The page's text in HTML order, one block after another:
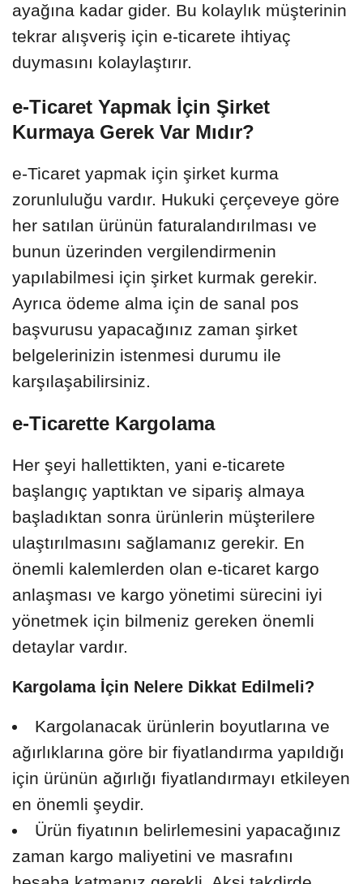
ayağına kadar gider. Bu kolaylık müşterinin
tekrar alışveriş için e-ticarete ihtiyaç
duymasını kolaylaştırır.
e-Ticaret Yapmak İçin Şirket
Kurmaya Gerek Var Mıdır?
e-Ticaret yapmak için şirket kurma
zorunluluğu vardır. Hukuki çerçeveye göre
her satılan ürünün faturalandırılması ve
bunun üzerinden vergilendirmenin
yapılabilmesi için şirket kurmak gerekir.
Ayrıca ödeme alma için de sanal pos
başvurusu yapacağınız zaman şirket
belgelerinizin istenmesi durumu ile
karşılaşabilirsiniz.
e-Ticarette Kargolama
Her şeyi hallettikten, yani e-ticarete
başlangıç yaptıktan ve sipariş almaya
başladıktan sonra ürünlerin müşterilere
ulaştırılmasını sağlamanız gerekir. En
önemli kalemlerden olan e-ticaret kargo
anlaşması ve kargo yönetimi sürecini iyi
yönetmek için bilmeniz gereken önemli
detaylar vardır.
Kargolama İçin Nelere Dikkat Edilmeli?
Kargolanacak ürünlerin boyutlarına ve
ağırlıklarına göre bir fiyatlandırma yapıldığı
için ürünün ağırlığı fiyatlandırmayı etkileyen
en önemli şeydir.
Ürün fiyatının belirlemesini yapacağınız
zaman kargo maliyetini ve masrafını